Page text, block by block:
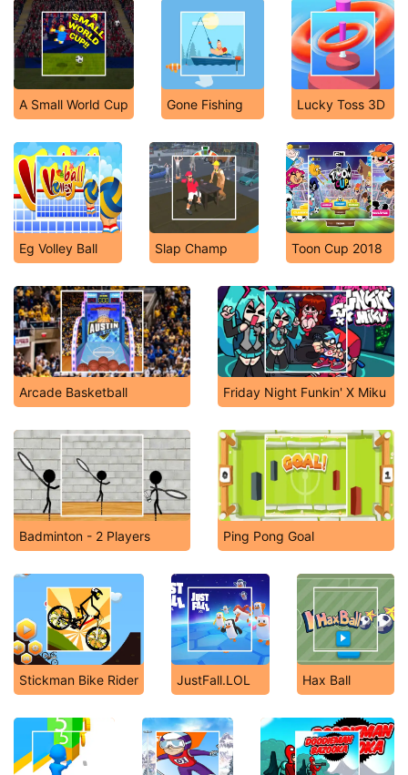
A Small World Cup Gone Fishing Lucky Toss 3D
Eg Volley Ball Slap Champ Toon Cup 2018
Arcade Basketball Friday Night Funkin' X Miku
Badminton - 2 Players Ping Pong Goal
Stickman Bike Rider JustFall.LOL Hax Ball